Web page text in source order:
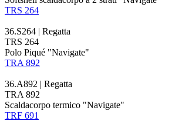
TRS 264
36.S264 | Regatta
TRS 264
Polo Piqué "Navigate"
TRA 892
36.A892 | Regatta
TRA 892
Scaldacorpo termico "Navigate"
TRF 691